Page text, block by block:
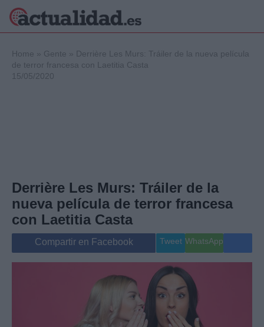
Internacional
Viajes
Gente
Musica
Home » Gente » Derrière Les Murs: Tráiler de la nueva película
de terror francesa con Laetitia Casta
15/05/2020
Derrière Les Murs: Tráiler de la
nueva película de terror francesa
con Laetitia Casta
Compartir en Facebook Tweet WhatsApp